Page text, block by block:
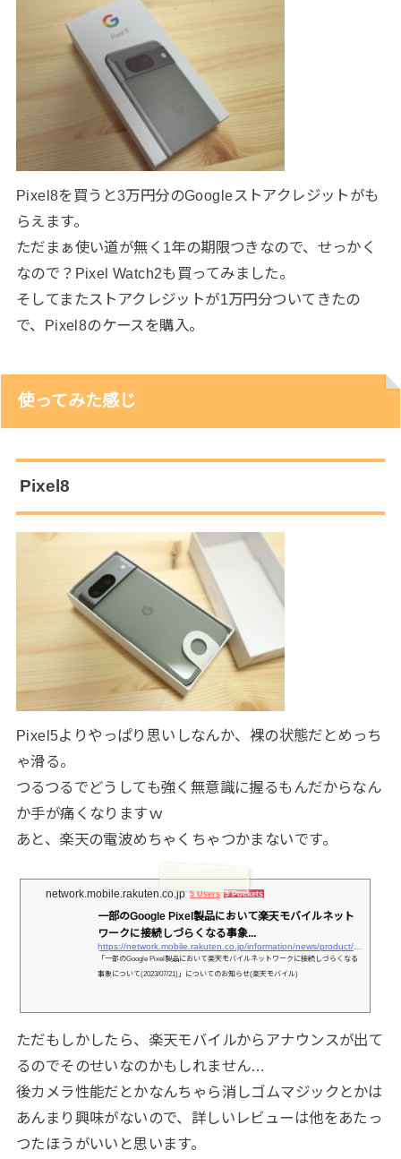
Pixel8を買うと3万円分のGoogleストアクレジットがも
らえます。
ただまぁ使い道が無く1年の期限つきなので、せっかく
なので？Pixel Watch2も買ってみました。
そしてまたストアクレジットが1万円分ついてきたの
で、Pixel8のケースを購入。
使ってみた感じ
Pixel8
Pixel5よりやっぱり思いしなんか、裸の状態だとめっち
ゃ滑る。
つるつるでどうしても強く無意識に握るもんだからなん
か手が痛くなりますｗ
あと、楽天の電波めちゃくちゃつかまないです。
network.mobile.rakuten.co.jp 5 Users 9 Pockets
一部のGoogle Pixel製品において楽天モバイルネット
ワークに接続しづらくなる事象...
https://network.mobile.rakuten.co.jp/information/news/product/2399/
「一部のGoogle Pixel製品において楽天モバイルネットワークに接続しづらくなる
事象について(2023/07/21)」についてのお知らせ(楽天モバイル)
ただもしかしたら、楽天モバイルからアナウンスが出て
るのでそのせいなのかもしれません…
後カメラ性能だとかなんちゃら消しゴムマジックとかは
あんまり興味がないので、詳しいレビューは他をあたっ
つたほうがいいと思います。